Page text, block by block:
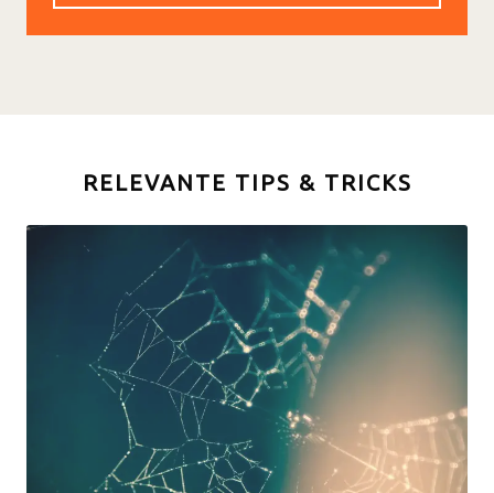
RELEVANTE TIPS & TRICKS